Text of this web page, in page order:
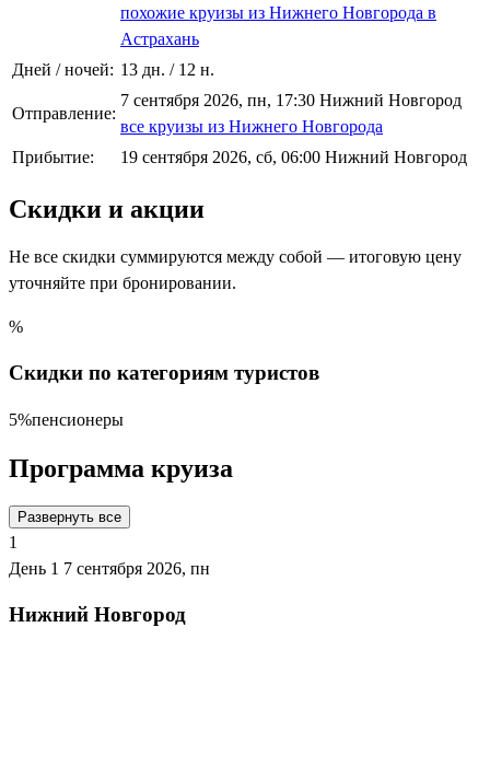
похожие круизы из Нижнего Новгорода в
Астрахань
Дней / ночей: 13 дн. / 12 н.
Отправление:
7 сентября 2026, пн, 17:30 Нижний Новгород
все круизы из Нижнего Новгорода
Прибытие:
19 сентября 2026, сб, 06:00 Нижний Новгород
Скидки и акции
Не все скидки суммируются между собой — итоговую цену
уточняйте при бронировании.
%
Скидки по категориям туристов
5%пенсионеры
Программа круиза
Развернуть все
1
День 1 7 сентября 2026, пн
Нижний Новгород